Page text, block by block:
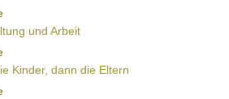
und Arbeit
Kinder, dann die Eltern